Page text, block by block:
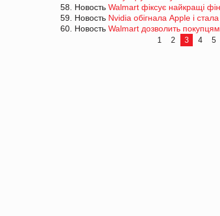
58. Новость Walmart фіксує найкращі
59. Новость Nvidia обігнала Apple і
60. Новость Walmart дозволить
1 2 3 4 5